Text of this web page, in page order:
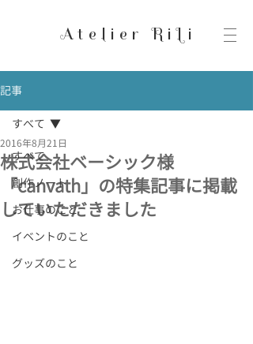
Atelier RiLi
記事
すべて
創作ノート
お仕事のこと
イベントのこと
グッズのこと
すべて
株式会社ベーシック様
「canvath」の特集記事に掲載
していただきました
2016年8月21日